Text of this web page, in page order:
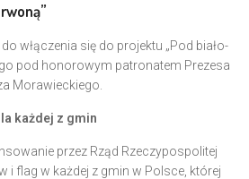
włączenia się do projektu „Pod biało-
pod honorowym patronatem Prezesa
Morawieckiego.
każdej z gmin
przez Rząd Rzeczypospolitej
i flag w każdej z gmin w Polsce, której